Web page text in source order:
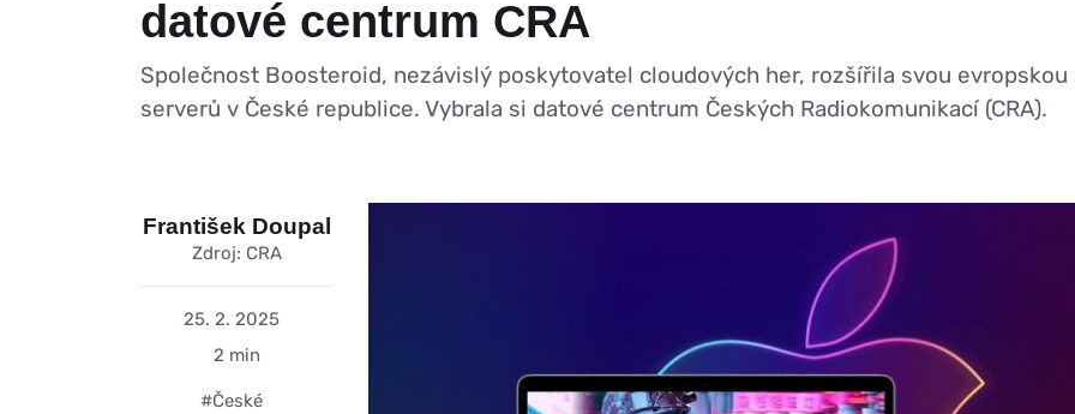
datové centrum CRA
Společnost Boosteroid, nezávislý poskytovatel cloudových her, rozšířila svou
serverů v České republice. Vybrala si datové centrum Českých Radiokomunikací (CRA).
František Doupal
Zdroj: CRA
25. 2. 2025
2 min
#České